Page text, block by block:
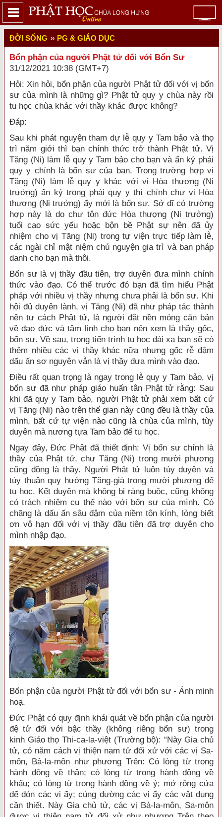
ĐỜI SỐNG » PG & GIÁO DỤC
Bổn phận của người Phật tử đối với Bổn Sư
31/12/2021 10:38 (GMT+7)
Hỏi: Xin hỏi, bổn phận của người Phật tử đối với vị bổn
sư của mình là những gì? Phật tử quy y chùa này rồi
tu học chùa khác với thầy khác được không?
Đáp:
Sau khi phát nguyện tham dự lễ quy y Tam bảo và thọ
trì năm giới thì bạn chính thức trở thành Phật tử. Vị
Tăng (Ni) làm lễ quy y Tam bảo cho bạn và ấn ký phái
quy y chính là bổn sư của bạn. Trong trường hợp vị
Tăng (Ni) làm lễ quy y khác với vị Hòa thượng (Ni
trưởng) ấn ký trong phái quy y thì chính chư vị Hòa
thượng (Ni trưởng) ấy mới là bổn sư. Sở dĩ có trường
hợp này là do chư tôn đức Hòa thượng (Ni trưởng)
tuổi cao sức yếu hoặc bộn bề Phật sự nên đã ủy
nhiệm cho vị Tăng (Ni) trong tự viện trực tiếp làm lễ,
các ngài chỉ mật niệm chú nguyện gia trì và ban pháp
danh cho bạn mà thôi.
Bổn sư là vị thầy đầu tiên, trợ duyên đưa mình chính
thức vào đạo. Có thể trước đó bạn đã tìm hiểu Phật
pháp với nhiều vị thầy nhưng chưa phải là bổn sư. Khi
hội đủ duyên lành, vị Tăng (Ni) đã như pháp tác thành
nên tư cách Phật tử, là người đặt nền móng căn bản
về đạo đức và tâm linh cho bạn nên xem là thầy gốc,
bổn sư. Về sau, trong tiến trình tu học dài xa bạn sẽ có
thêm nhiều các vị thầy khác nữa nhưng gốc rễ đậm
dấu ấn sơ nguyên vẫn là vị thầy đưa mình vào đạo.
Điều rất quan trọng là ngay trong lễ quy y Tam bảo, vị
bổn sư đã như pháp giáo huấn tân Phật tử rằng: Sau
khi đã quy y Tam bảo, người Phật tử phải xem bất cứ
vị Tăng (Ni) nào trên thế gian này cũng đều là thầy của
mình, bất cứ tự viện nào cũng là chùa của mình, tùy
duyên mà nương tựa Tam bảo để tu học.
Ngay đây, Đức Phật đã thiết định: Vị bổn sư chính là
thầy của Phật tử, chư Tăng (Ni) trong mười phương
cũng đồng là thầy. Người Phật tử luôn tùy duyên và
tùy thuận quy hướng Tăng-già trong mười phương để
tu học. Kết duyên mà không bị ràng buộc, cũng không
có trách nhiệm cụ thể nào với bổn sư của mình. Có
chăng là dấu ấn sâu đậm của niềm tôn kính, lòng biết
ơn vô hạn đối với vị thầy đầu tiên đã trợ duyên cho
mình nhập đạo.
Bổn phận của người Phật tử đối với bổn sư - Ảnh minh
hoạ.
Đức Phật có quy định khái quát về bổn phận của người
đệ tử đối với bậc thầy (không riêng bổn sư) trong
kinh Giáo thọ Thi-ca-la-việt (Trường bộ): “Này Gia chủ
tử, có năm cách vị thiện nam tử đối xử với các vị Sa-
môn, Bà-la-môn như phương Trên: Có lòng từ trong
hành động về thân; có lòng từ trong hành động về
khẩu; có lòng từ trong hành động về ý; mở rộng cửa
để đón các vị ấy; cúng dường các vị ấy các vật dụng
cần thiết. Này Gia chủ tử, các vị Bà-la-môn, Sa-môn